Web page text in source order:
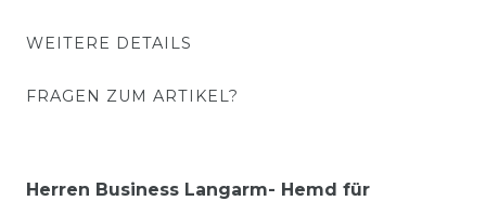
WEITERE DETAILS
FRAGEN ZUM ARTIKEL?
Herren Business Langarm- Hemd für